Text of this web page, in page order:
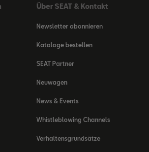
Über SEAT & Kontakt
Newsletter abonnieren
Kataloge bestellen
SEAT Partner
Neuwagen
News & Events
Whistleblowing Channels
Verhaltensgrundsätze